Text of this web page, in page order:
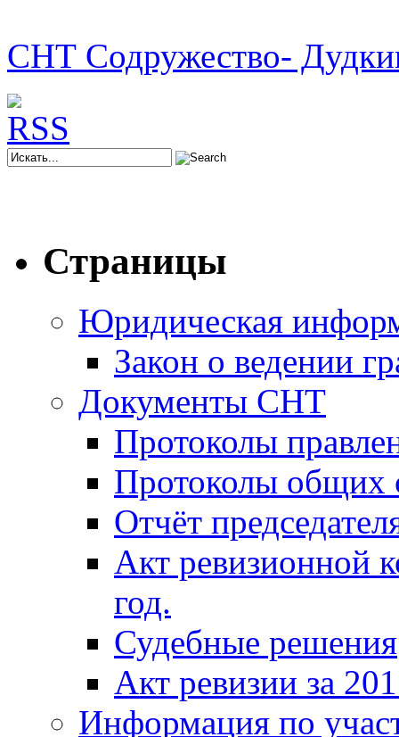
СНТ Содружество-
Страницы
Юридическая
Закон о ведении
Документы СНТ
Протоколы
Протоколы общих
Отчёт
Акт ревизионной
год.
Судебные решения
Акт ревизии за
Информация по